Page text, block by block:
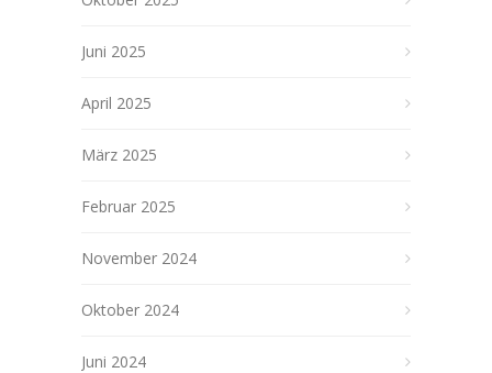
Juni 2025
April 2025
März 2025
Februar 2025
November 2024
Oktober 2024
Juni 2024